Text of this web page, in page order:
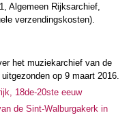
Algemeen Rijksarchief,
verzendingskosten).
het muziekarchief van de
op 9 maart 2016.
18de-20ste eeuw
de Sint-Walburgakerk in